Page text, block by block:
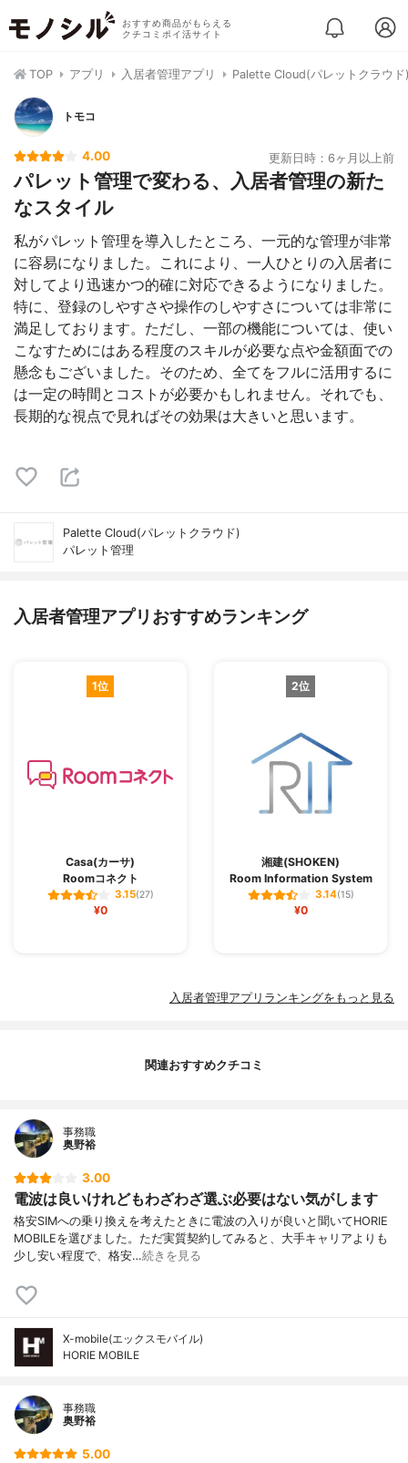
おすすめ商品がもらえる
クチコミポイ活サイト
TOP アプリ 入居者管理アプリ Palette Cloud(パレットクラウ
トモコ
4.00 更新日時：6ヶ月以上前
パレット管理で変わる、入居者管理の新た
なスタイル
私がパレット管理を導入したところ、一元的な管理が非常
に容易になりました。これにより、一人ひとりの入居者に
対してより迅速かつ的確に対応できるようになりました。
特に、登録のしやすさや操作のしやすさについては非常に
満足しております。ただし、一部の機能については、使い
こなすためにはある程度のスキルが必要な点や金額面での
懸念もございました。そのため、全てをフルに活用するに
は一定の時間とコストが必要かもしれません。それでも、
長期的な視点で見ればその効果は大きいと思います。
Palette Cloud(パレットクラウド)
パレット管理
入居者管理アプリおすすめランキング
1位
Casa(カーサ)
Roomコネクト
3.15(27)
¥0
2位
湘建(SHOKEN)
Room Information System
3.14(15)
¥0
入居者管理アプリランキングをもっと見る
関連おすすめクチコミ
事務職
奥野裕
3.00
電波は良いけれどもわざわざ選ぶ必要はない気がします
格安SIMへの乗り換えを考えたときに電波の入りが良いと聞いてHORIE
MOBILEを選びました。ただ実質契約してみると、大手キャリアよりも
少し安い程度で、格安…続きを見る
X-mobile(エックスモバイル)
HORIE MOBILE
事務職
奥野裕
5.00